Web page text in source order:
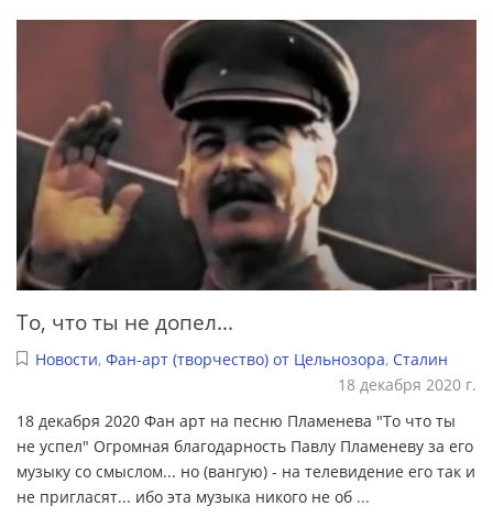
То, что ты не допел...
Новости, Фан-арт (творчество) от Цельнозора, Сталин
18 декабря 2020 г.
18 декабря 2020 Фан арт на песню Пламенева "То что ты
не успел" Огромная благодарность Павлу Пламеневу за его
музыку со смыслом... но (вангую) - на телевидение его так и
не пригласят... ибо эта музыка никого не об ...